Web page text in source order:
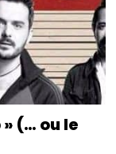
(… ou le